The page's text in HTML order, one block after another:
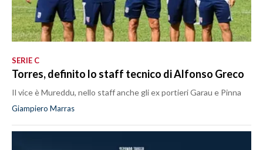
SERIE C
Torres, definito lo staff tecnico di Alfonso Greco
Il vice è Mureddu, nello staff anche gli ex portieri Garau e Pinna
Giampiero Marras